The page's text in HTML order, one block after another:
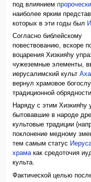
под влиянием
наиболее ярким
которых в эти годы был
Согласно библейскому
повествованию, вскоре
воцарения Хизкияhу
чужеземные элементы,
иерусалимский культ
вернул храмовое
традиционной
Наряду с этим Хизкияhу
бытовавшие в народе
культовые традиции
поклонение медному
тем самым статус
храмакак средоточия
культа.
Фактической целью